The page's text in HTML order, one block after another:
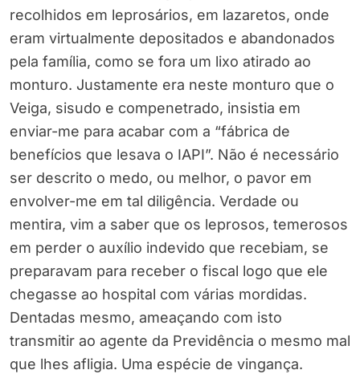
recolhidos em leprosários, em lazaretos, onde
eram virtualmente depositados e abandonados
pela família, como se fora um lixo atirado ao
monturo. Justamente era neste monturo que o
Veiga, sisudo e compenetrado, insistia em
enviar-me para acabar com a “fábrica de
benefícios que lesava o IAPI”. Não é necessário
ser descrito o medo, ou melhor, o pavor em
envolver-me em tal diligência. Verdade ou
mentira, vim a saber que os leprosos, temerosos
em perder o auxílio indevido que recebiam, se
preparavam para receber o fiscal logo que ele
chegasse ao hospital com várias mordidas.
Dentadas mesmo, ameaçando com isto
transmitir ao agente da Previdência o mesmo mal
que lhes afligia. Uma espécie de vingança.